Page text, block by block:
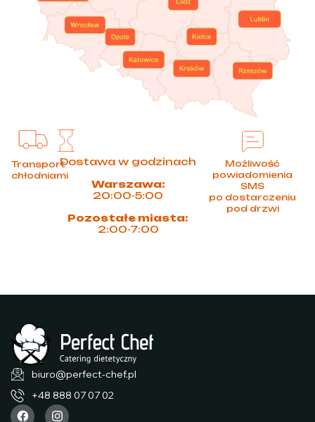
Transport
chłodniami
Dostawa w godzinach
Warszawa:
20:00-5:00
Pozostałe miasta:
2:00-7:00
Możliwość
powiadomienia
SMS
po dostarczeniu
pod drzwi
biuro@perfect-chef.pl
+48 888 07 07 02